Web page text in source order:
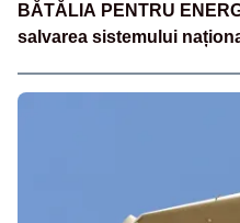
BĂTĂLIA PENTRU
salvarea sistemului